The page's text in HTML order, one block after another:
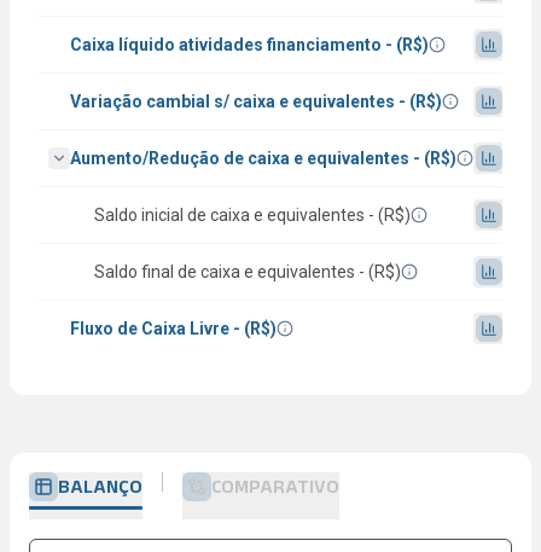
Caixa líquido atividades financiamento - (R$)
Variação cambial s/ caixa e equivalentes - (R$)
Aumento/Redução de caixa e equivalentes - (R$)
Saldo inicial de caixa e equivalentes - (R$)
Saldo final de caixa e equivalentes - (R$)
Fluxo de Caixa Livre - (R$)
BALANÇO COMPARATIVO